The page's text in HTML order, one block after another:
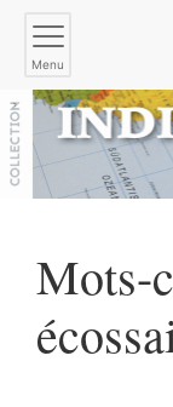
Menu
Mots-